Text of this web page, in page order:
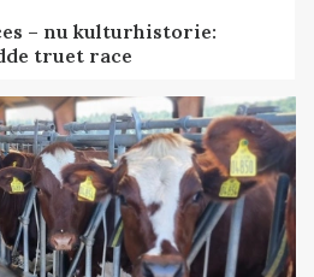
– nu kulturhistorie:
truet race